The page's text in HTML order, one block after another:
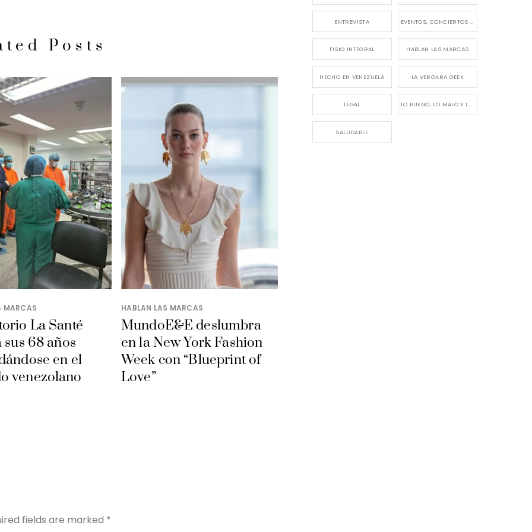
Posts
MARCAS
La Santé
68 años
en el
venezolano
HABLAN LAS MARCAS
MundoE&E deslumbra
en la New York Fashion
Week con “Blueprint of
Love”
fields are marked *
ENTREVISTA
FISIO INTEGRAL HABLAN LAS MARCAS
HECHO EN VENEZUELA LA VERGARA GEEK
LEGAL LO BUENO, LO MALO Y LO FEO
SALUDABLE